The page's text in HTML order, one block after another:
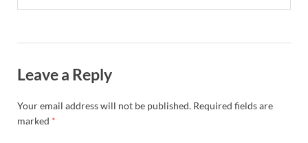
Leave a Reply
Your email address will not be published. Required fields are
marked *